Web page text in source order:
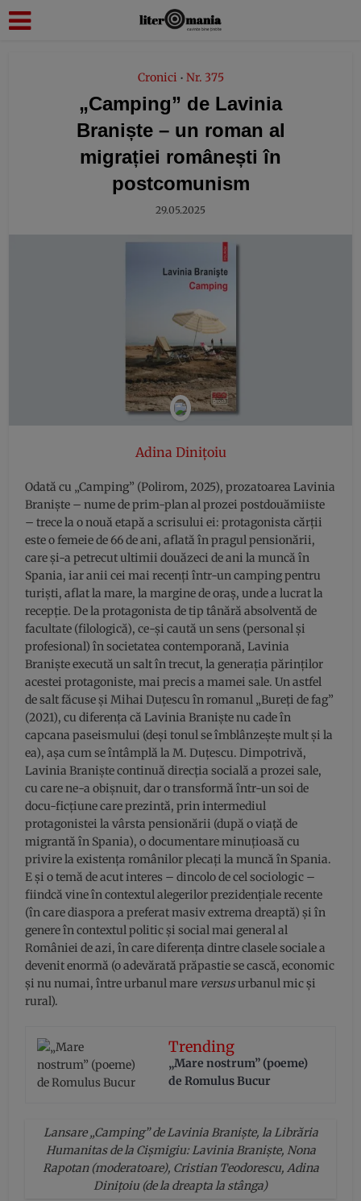
Cronici • Nr. 375
„Camping” de Lavinia
Braniște – un roman al
migrației românești în
postcomunism
29.05.2025
Adina Dinițoiu
Odată cu „Camping” (Polirom, 2025), prozatoarea Lavinia
Braniște – nume de prim-plan al prozei postdouămiiste
– trece la o nouă etapă a scrisului ei: protagonista cărții
este o femeie de 66 de ani, aflată în pragul pensionării,
care și-a petrecut ultimii douăzeci de ani la muncă în
Spania, iar anii cei mai recenți într-un camping pentru
turiști, aflat la mare, la margine de oraș, unde a lucrat la
recepție. De la protagonista de tip tânără absolventă de
facultate (filologică), ce-și caută un sens (personal și
profesional) în societatea contemporană, Lavinia
Braniște execută un salt în trecut, la generația părinților
acestei protagoniste, mai precis a mamei sale. Un astfel
de salt făcuse și Mihai Duțescu în romanul „Bureți de fag”
(2021), cu diferența că Lavinia Braniște nu cade în
capcana paseismului (deși tonul se îmblânzește mult și la
ea), așa cum se întâmplă la M. Duțescu. Dimpotrivă,
Lavinia Braniște continuă direcția socială a prozei sale,
cu care ne-a obișnuit, dar o transformă într-un soi de
docu-ficțiune care prezintă, prin intermediul
protagonistei la vârsta pensionării (după o viață de
migrantă în Spania), o documentare minuțioasă cu
privire la existența românilor plecați la muncă în Spania.
E și o temă de acut interes – dincolo de cel sociologic –
fiindcă vine în contextul alegerilor prezidențiale recente
(în care diaspora a preferat masiv extrema dreaptă) și în
genere în contextul politic și social mai general al
României de azi, în care diferența dintre clasele sociale a
devenit enormă (o adevărată prăpastie se cască, economic
și nu numai, între urbanul mare versusurbanul mic și
rural).
Trending
„Mare nostrum” (poeme)
de Romulus Bucur
Lansare „Camping” de Lavinia Braniște, la Librăria
Humanitas de la Cișmigiu: Lavinia Braniște, Nona
Rapotan (moderatoare), Cristian Teodorescu, Adina
Dinițoiu (de la dreapta la stânga)
modal-check